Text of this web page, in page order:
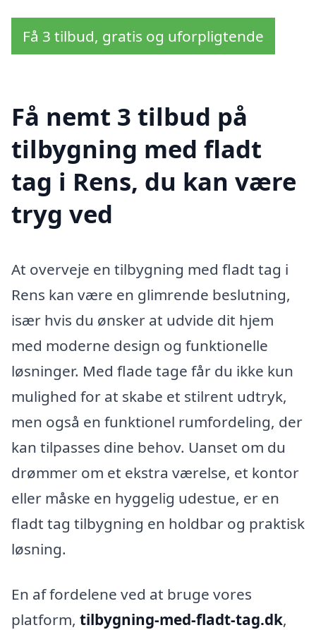
Få 3 tilbud, gratis og uforpligtende
Få nemt 3 tilbud på
tilbygning med fladt
tag i Rens, du kan være
tryg ved
At overveje en tilbygning med fladt tag i
Rens kan være en glimrende beslutning,
især hvis du ønsker at udvide dit hjem
med moderne design og funktionelle
løsninger. Med flade tage får du ikke kun
mulighed for at skabe et stilrent udtryk,
men også en funktionel rumfordeling, der
kan tilpasses dine behov. Uanset om du
drømmer om et ekstra værelse, et kontor
eller måske en hyggelig udestue, er en
fladt tag tilbygning en holdbar og praktisk
løsning.
En af fordelene ved at bruge vores
platform, tilbygning-med-fladt-tag.dk,